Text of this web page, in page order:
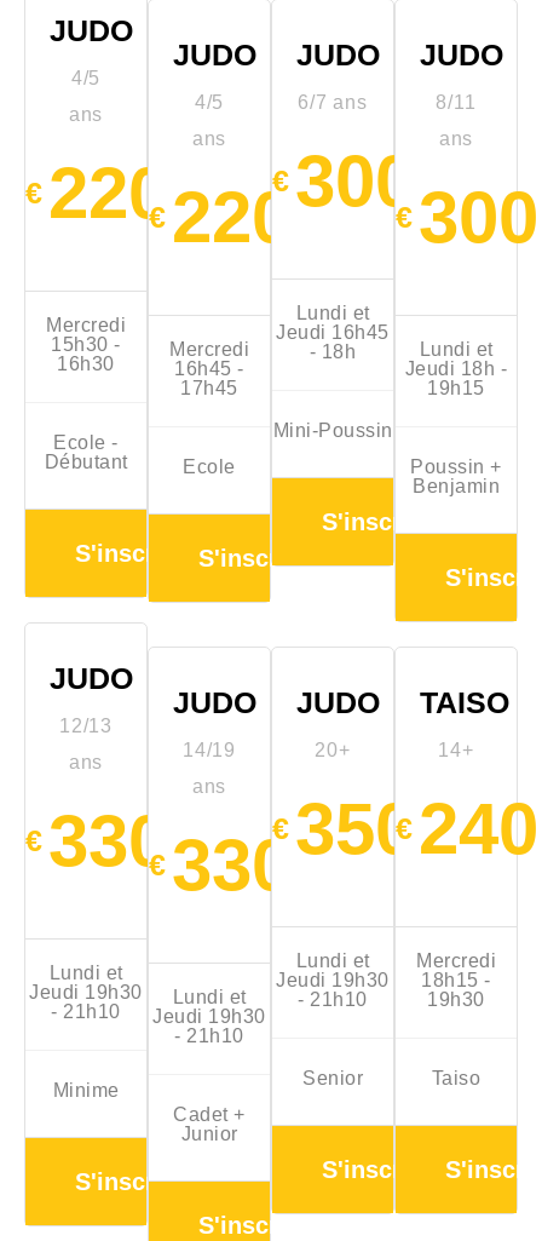
JUDO
4/5
ans
€ 220
Mercredi
15h30 -
16h30
Ecole -
Débutant
S'inscrire
JUDO
4/5
ans
€ 220
Mercredi
16h45 -
17h45
Ecole
S'inscrire
JUDO
6/7 ans
€ 300
Lundi et
Jeudi 16h45
- 18h
Mini-Poussin
S'inscrire
JUDO
8/11
ans
€ 300
Lundi et
Jeudi 18h -
19h15
Poussin +
Benjamin
JUDO
12/13
ans
€ 330
Lundi et
Jeudi 19h30
- 21h10
Minime
S'inscrire
JUDO
14/19
ans
€ 330
Lundi et
Jeudi 19h30
- 21h10
Cadet +
Junior
S'inscrire
JUDO
20+
€ 350
Lundi et
Jeudi 19h30
- 21h10
Senior
S'inscrire
TAISO
14+
€ 240
Mercredi
18h15 -
19h30
Taiso